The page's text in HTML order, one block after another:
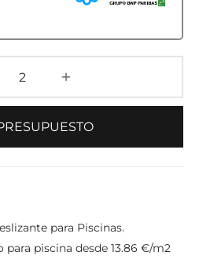
para Piscinas,
para piscina desde 13.86 €/m2